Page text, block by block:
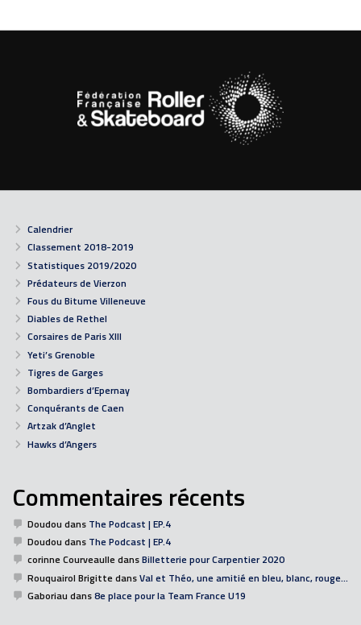
Calendrier
Classement 2018-2019
Statistiques 2019/2020
Prédateurs de Vierzon
Fous du Bitume Villeneuve
Diables de Rethel
Corsaires de Paris XIII
Yeti’s Grenoble
Tigres de Garges
Bombardiers d’Epernay
Conquérants de Caen
Artzak d’Anglet
Hawks d’Angers
Commentaires récents
Doudou dans The Podcast | EP.4
Doudou dans The Podcast | EP.4
corinne CourveaulledansBilletterie pour Carpentier 2020
Rouquairol BrigittedansVal et Théo, une amitié en bleu, blanc, rouge…
Gaboriau dans8e place pour la Team France U19